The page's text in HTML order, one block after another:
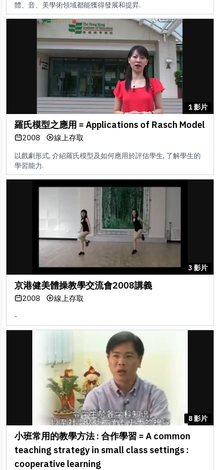
體、音、美學術領域都能獲得發展和提昇.
1 影片
羅氏模型之應用 = Applications of Rasch Model
2008 線上存取
以戲劇形式, 介紹羅氏模型及如何應用於評估學生, 了解學生的
學習能力.
3 影片
京港健美體操教學交流會2008講義
2008 線上存取
-
8 影片
小班常用的教學方法 : 合作學習 = A common
teaching strategy in small class settings :
cooperative learning